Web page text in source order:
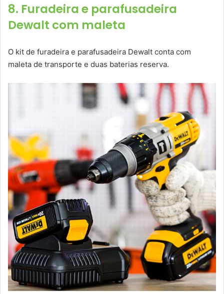
8. Furadeira e parafusadeira
Dewalt com maleta
O kit de furadeira e parafusadeira Dewalt conta com
maleta de transporte e duas baterias reserva.